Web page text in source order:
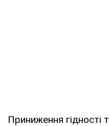
Приниження гідності